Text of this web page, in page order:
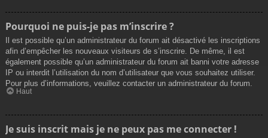
Pourquoi ne puis-je pas m’inscrire ?
Il est possible qu’un administrateur du forum ait désactivé les inscriptions
afin d’empêcher les nouveaux visiteurs de s’inscrire. De même, il est
également possible qu’un administrateur du forum ait banni votre adresse
IP ou interdit l’utilisation du nom d’utilisateur que vous souhaitez utiliser.
Pour plus d’informations, veuillez contacter un administrateur du forum.
Haut
Je suis inscrit mais je ne peux pas me connecter !